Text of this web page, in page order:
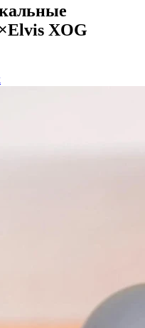
XOG